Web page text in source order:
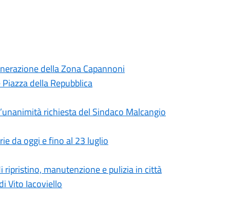
della Zona Capannoni
della Repubblica
richiesta del Sindaco Malcangio
da oggi e fino al 23 luglio
ripristino, manutenzione e pulizia in città
Vito Iacoviello